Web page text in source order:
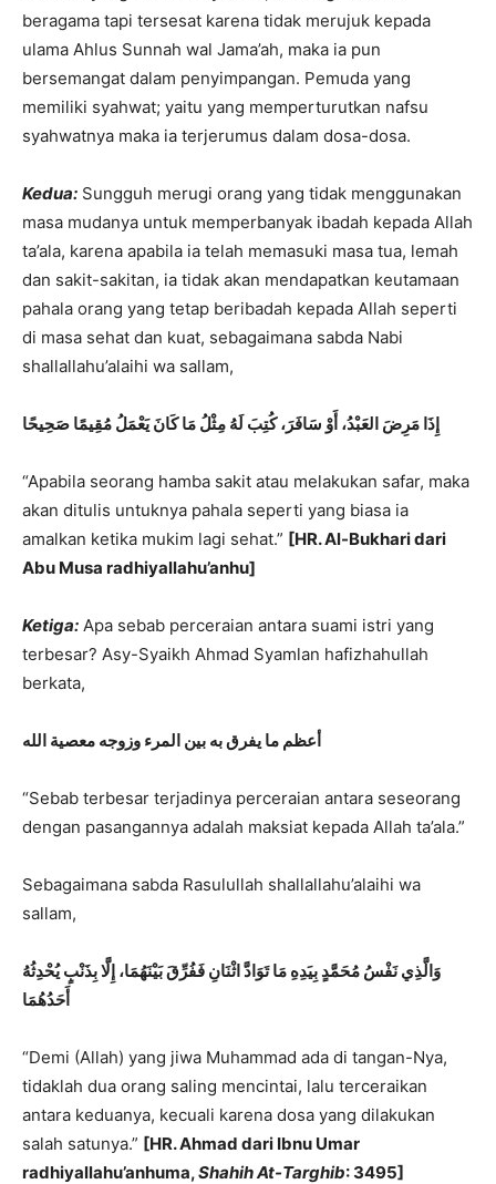
beragama tapi tersesat karena tidak merujuk kepada
ulama Ahlus Sunnah wal Jama’ah, maka ia pun
bersemangat dalam penyimpangan. Pemuda yang
memiliki syahwat; yaitu yang memperturutkan nafsu
syahwatnya maka ia terjerumus dalam dosa-dosa.
Kedua: Sungguh merugi orang yang tidak menggunakan
masa mudanya untuk memperbanyak ibadah kepada Allah
ta’ala, karena apabila ia telah memasuki masa tua, lemah
dan sakit-sakitan, ia tidak akan mendapatkan keutamaan
pahala orang yang tetap beribadah kepada Allah seperti
di masa sehat dan kuat, sebagaimana sabda Nabi
shallallahu’alaihi wa sallam,
إِذَا مَرِضَ العَبْدُ، أَوْ سَافَرَ، كُتِبَ لَهُ مِثْلُ مَا كَانَ يَعْمَلُ مُقِيمًا صَحِيحًا
“Apabila seorang hamba sakit atau melakukan safar, maka
akan ditulis untuknya pahala seperti yang biasa ia
amalkan ketika mukim lagi sehat.” [HR. Al-Bukhari dari
Abu Musa radhiyallahu’anhu]
Ketiga: Apa sebab perceraian antara suami istri yang
terbesar? Asy-Syaikh Ahmad Syamlan hafizhahullah
berkata,
أعظم ما يفرق به بين المرء وزوجه معصية الله
“Sebab terbesar terjadinya perceraian antara seseorang
dengan pasangannya adalah maksiat kepada Allah ta’ala.”
Sebagaimana sabda Rasulullah shallallahu’alaihi wa
sallam,
وَالَّذِي نَفْسُ مُحَمَّدٍ بِيَدِهِ مَا تَوَادَّ اثْنَانِ فَفُرِّقَ بَيْنَهُمَا، إِلَّا بِذَنْبٍ يُحْدِثُهُ
أَحَدُهُمَا
“Demi (Allah) yang jiwa Muhammad ada di tangan-Nya,
tidaklah dua orang saling mencintai, lalu terceraikan
antara keduanya, kecuali karena dosa yang dilakukan
salah satunya.” [HR. Ahmad dari Ibnu Umar
radhiyallahu’anhuma,Shahih At-Targhib: 3495]